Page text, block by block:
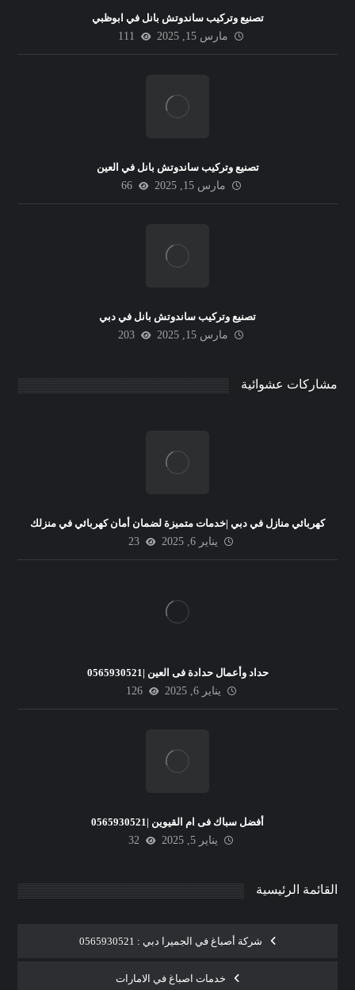
تصنيع وتركيب ساندوتش بانل في ابوظبي
مارس 15, 2025
111
تصنيع وتركيب ساندوتش بانل في العين
مارس 15, 2025
66
تصنيع وتركيب ساندوتش بانل في دبي
مارس 15, 2025
203
مشاركات عشوائية
كهربائي منازل في دبي |خدمات متميزة لضمان أمان كهربائي في منزلك
يناير 6, 2025
23
حداد وأعمال حدادة فى العين |0565930521
يناير 6, 2025
126
أفضل سباك فى ام القيوين |0565930521
يناير 5, 2025
32
القائمة الرئيسية
شركة أصباغ في الجميرا دبي : 0565930521
خدمات اصباغ في الامارات